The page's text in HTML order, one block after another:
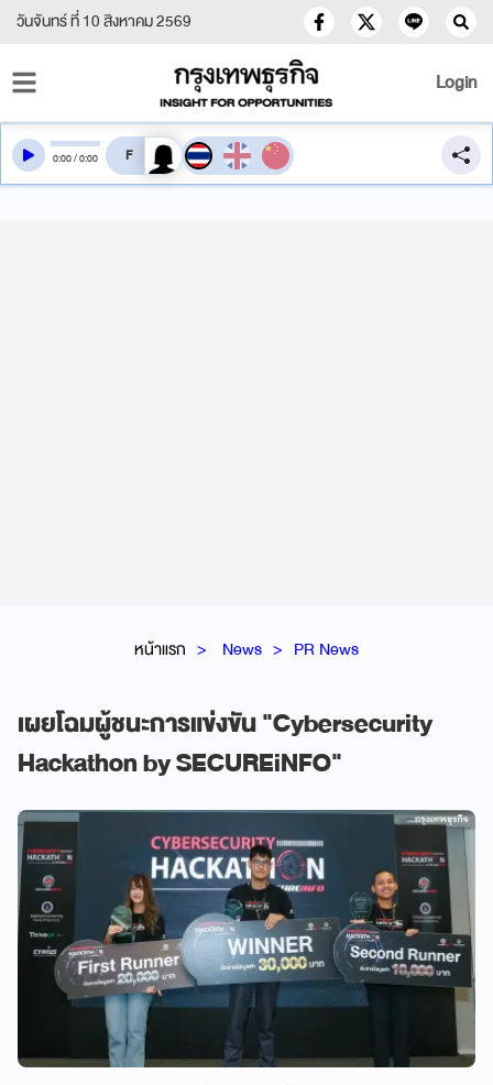
วันจันทร์ ที่ 10 สิงหาคม 2569
Login
หน้าแรก News PR News
เผยโฉมผู้ชนะการแข่งขัน "Cybersecurity
Hackathon by SECUREiNFO"
0:00/0:00 สลับเสียงอ่าน